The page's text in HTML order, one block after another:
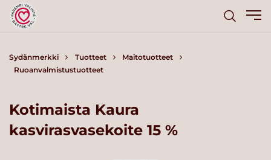
Sydänmerkki Tuotteet
Maitotuotteet
Ruoanvalmistustuotteet
Kotimaista Kaura
kasvirasvasekoite 15 %